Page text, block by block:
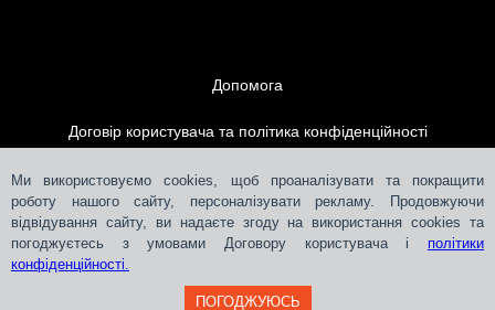
Ми використовуємо cookies, щоб проаналізувати та покращити
роботу нашого сайту, персоналізувати рекламу. Продовжуючи
відвідування сайту, ви надаєте згоду на використання cookies та
погоджуєтесь з умовами Договору користувача і політики
конфіденційності.
ПОГОДЖУЮСЬ
Допомога
Договір користувача та політика конфіденційності
Контакти
Розміщення реклами